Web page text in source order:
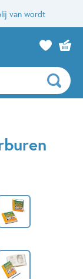
van wordt